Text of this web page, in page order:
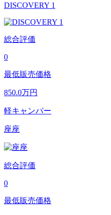
DISCOVERY 1
総合評価
0
最低販売価格
850.0万円
軽キャンパー
座座
総合評価
0
最低販売価格